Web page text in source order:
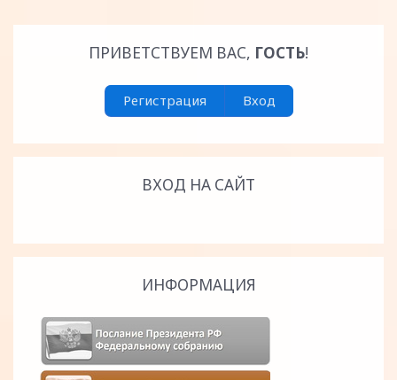
ПРИВЕТСТВУЕМ ВАС, ГОСТЬ!
Регистрация Вход
ВХОД НА САЙТ
ИНФОРМАЦИЯ